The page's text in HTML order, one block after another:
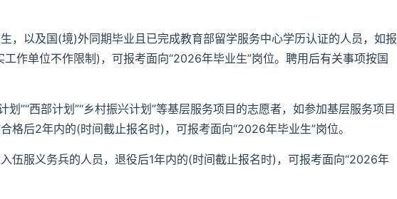
，以及国(境)外同期毕业且已完成教育部留学服务中心学历认证的人员，如报
作单位不作限制)，可报考面向“2026年毕业生”岗位。聘用后有关事项按国
划”“西部计划”“乡村振兴计划”等基层服务项目的志愿者，如参加基层服务项目
格后2年内的(时间截止报名时)，可报考面向“2026年毕业生”岗位。
伍服义务兵的人员，退役后1年内的(时间截止报名时)，可报考面向“2026年